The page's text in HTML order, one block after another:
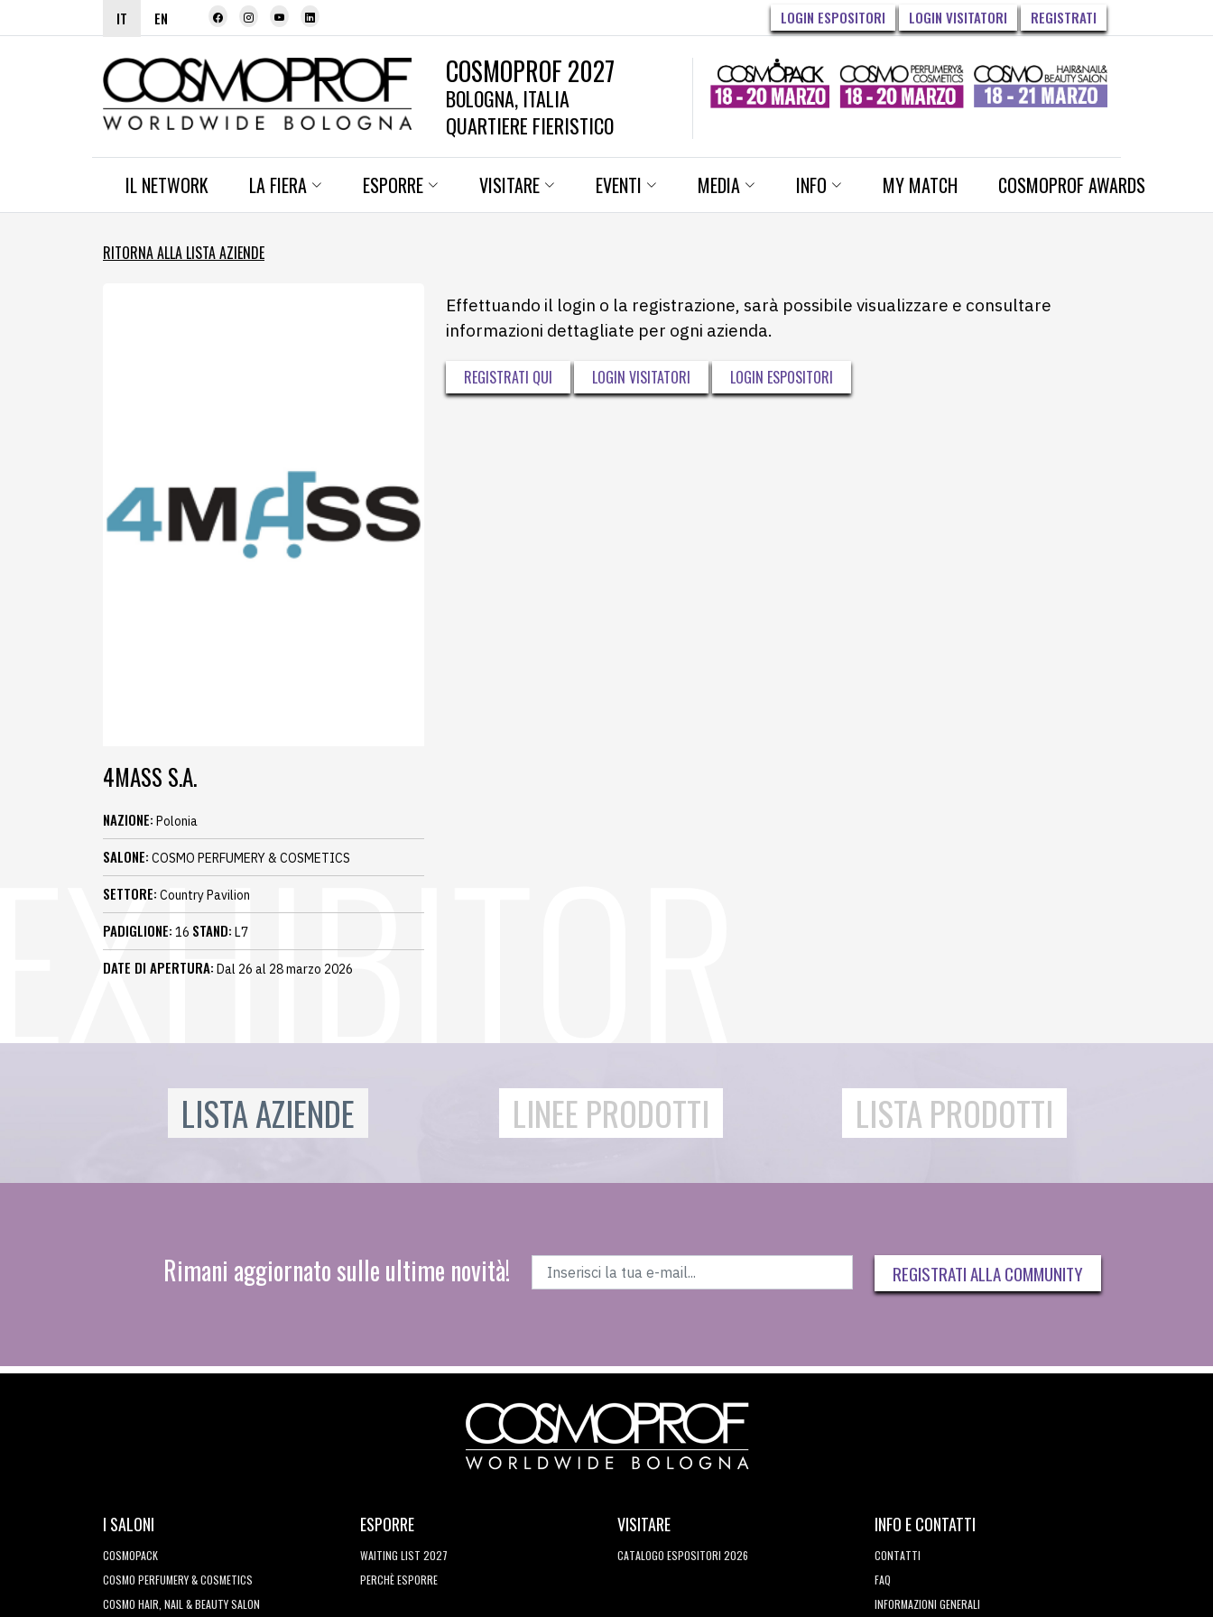
IT EN LOGIN ESPOSITORI LOGIN VISITATORI REGISTRATI
COSMOPROF 2027
BOLOGNA, ITALIA
QUARTIERE FIERISTICO
IL NETWORK LA FIERA ESPORRE VISITARE EVENTI MEDIA INFO MY MATCH COSMOPROF AWARDS
RITORNA ALLA LISTA AZIENDE
4MASS S.A.
NAZIONE: Polonia
SALONE: COSMO PERFUMERY & COSMETICS
SETTORE: Country Pavilion
PADIGLIONE: 16 STAND: L7
DATE DI APERTURA: Dal 26 al 28 marzo 2026
Effettuando il login o la registrazione, sarà possibile visualizzare e consultare
informazioni dettagliate per ogni azienda.
REGISTRATI QUI LOGIN VISITATORI LOGIN ESPOSITORI
LISTA AZIENDE LINEE PRODOTTI LISTA PRODOTTI
Rimani aggiornato sulle ultime novità! REGISTRATI ALLA COMMUNITY
I SALONI
COSMOPACK
COSMO PERFUMERY & COSMETICS
COSMO HAIR, NAIL & BEAUTY SALON
ESPORRE
WAITING LIST 2027
PERCHÈ ESPORRE
VISITARE
CATALOGO ESPOSITORI 2026
INFO E CONTATTI
CONTATTI
FAQ
INFORMAZIONI GENERALI